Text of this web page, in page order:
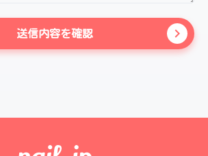
送信内容を確認 keyboard_arrow_right